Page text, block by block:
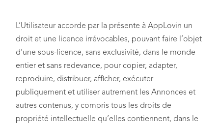
L’Utilisateur accorde par la présente à AppLovin un
droit et une licence irrévocables, pouvant faire l’objet
d’une sous-licence, sans exclusivité, dans le monde
entier et sans redevance, pour copier, adapter,
reproduire, distribuer, afficher, exécuter
publiquement et utiliser autrement les Annonces et
autres contenus, y compris tous les droits de
propriété intellectuelle qu’elles contiennent, dans le